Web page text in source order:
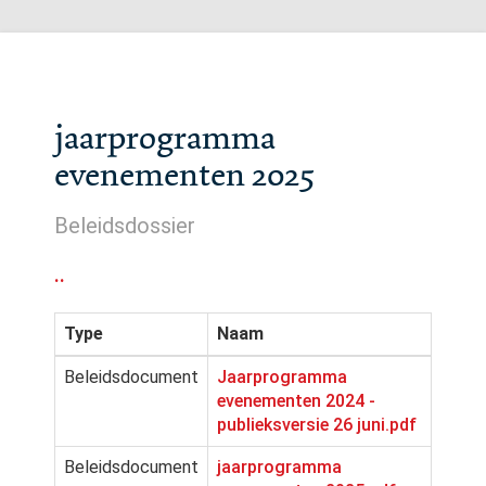
jaarprogramma
evenementen 2025
Beleidsdossier
..
Type Naam
Beleidsdocument
Jaarprogramma
evenementen 2024 -
publieksversie 26 juni.pdf
Beleidsdocument
jaarprogramma